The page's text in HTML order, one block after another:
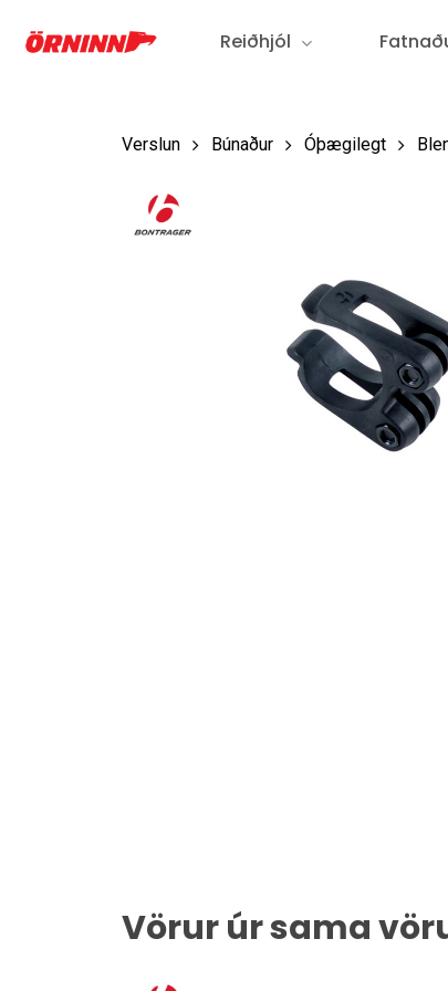
Ýttu á Enter til að leita eða ESC til að loka
Reiðhjól
Verslun Búnaður Óþægilegt
Vörur úr sama